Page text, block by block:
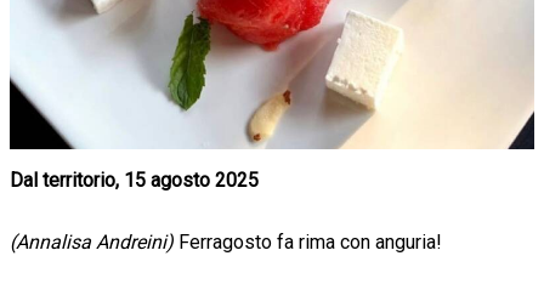
Dal territorio, 15 agosto 2025
(Annalisa Andreini) Ferragosto fa rima con anguria!